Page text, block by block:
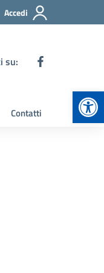
Accedi
su:
Contatti